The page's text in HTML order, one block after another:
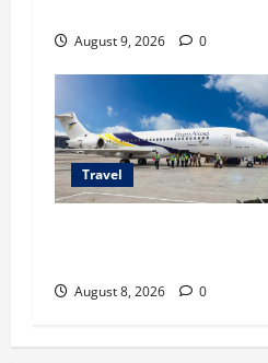
August 9, 2026 0
Travel
August 8, 2026 0